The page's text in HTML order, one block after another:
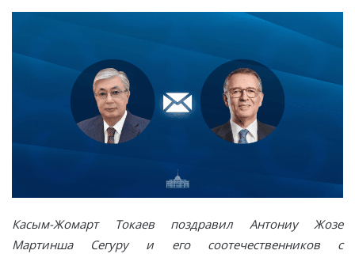
Касым-Жомарт Токаев поздравил Антониу Жозе
Мартинша Сегуру и его соотечественников с